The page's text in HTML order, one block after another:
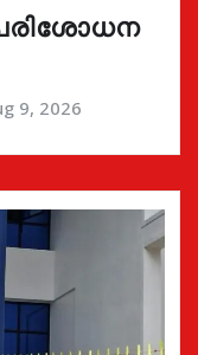
9, 2026